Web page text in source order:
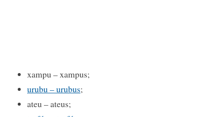
xampu – xampus;
urubu – urubus;
ateu – ateus;